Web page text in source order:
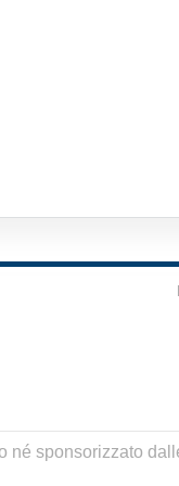
né sponsorizzato